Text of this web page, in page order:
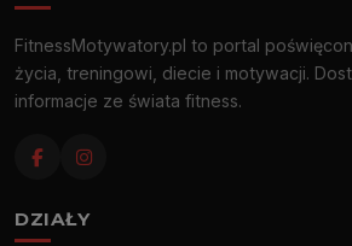
FitnessMotywatory.pl to portal
życia, treningowi, diecie i motywacji.
informacje ze świata fitness.
DZIAŁY